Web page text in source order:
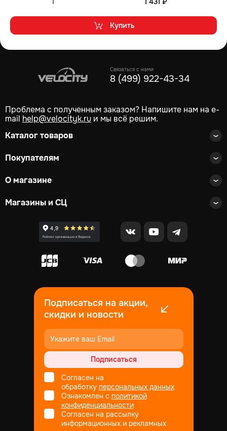
Купить
Связаться с нами
8 (499) 922-43-34
Проблема с полученным заказом? Напишите нам на e-
mail help@velocityk.ru и мы всё решим.
Каталог товаров
Покупателям
О магазине
Магазины и СЦ
Подписаться на акции,
скидки и новости
Подписаться
Согласен на
обработку персональных данных
Ознакомлен с политикой
конфиденциальности
Согласен на рассылку
информационных и рекламных